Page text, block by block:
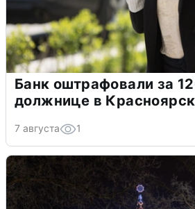
Банк оштрафовали за
должнице в
7 августа 1